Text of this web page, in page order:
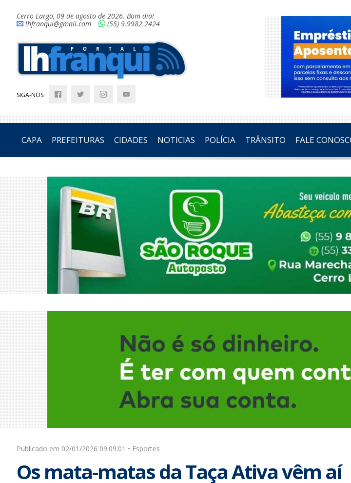
Cerro Largo, 09 de agosto de 2026. Bom dia!
lhfranqui@gmail.com
(55) 9.9982.2424
SIGA-NOS:
CAPA PREFEITURAS CIDADES NOTICIAS POLÍCIA TRÂNSITO FALE
Publicado em 02/01/2026 09:09:01 • Esportes
Os mata-matas da Taça Ativa vêm aí